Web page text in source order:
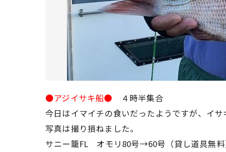
●アジイサキ船● ４時半集合
今日はイマイチの食いだったようですが、イ
写真は撮り損ねました。
サニー籠FL オモリ80号→60号（貸し道具無料